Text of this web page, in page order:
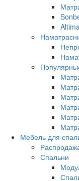
Мебель для
Спальни